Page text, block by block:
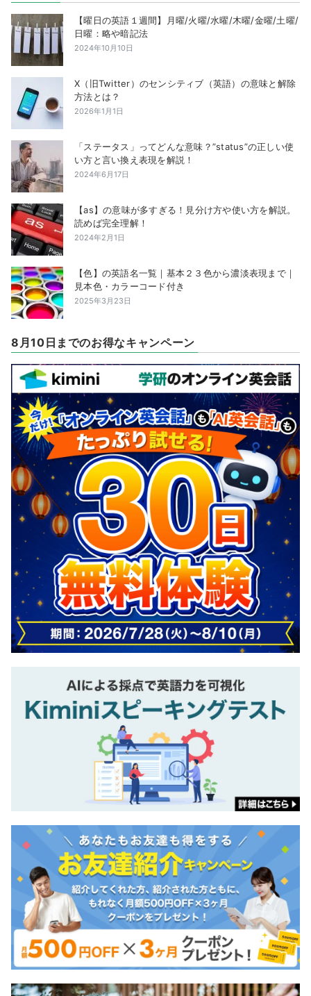
【曜日の英語１週間】月曜/火曜/水曜/木曜/金曜/土曜/
日曜：略や暗記法
2024年10月10日
X（旧Twitter）のセンシティブ（英語）の意味と解除
方法とは？
2026年1月1日
「ステータス」ってどんな意味？”status”の正しい使
い方と言い換え表現を解説！
2024年6月17日
【as】の意味が多すぎる！見分け方や使い方を解説。
読めば完全理解！
2024年2月1日
【色】の英語名一覧｜基本２３色から濃淡表現まで｜
見本色・カラーコード付き
2025年3月23日
8月10日までのお得なキャンペーン